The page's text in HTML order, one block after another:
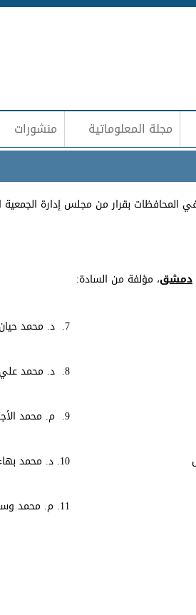
Jump to navigation
مجلة المعلوماتية منشورات
دمشق، مؤلفة من السادة:
7. د. محمد حيان السباعي
8. د. محمد علي المحمد
9. م. محمد الأجرد
10. د. محمد بهاء الصوص
11. م. محمد وسيم سعد